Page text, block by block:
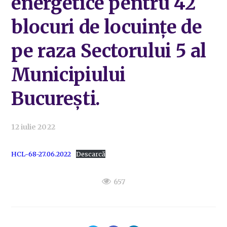
blocuri de locuințe de
pe raza Sectorului 5 al
Municipiului
București.
12 iulie 2022
HCL-68-27.06.2022 Descarcă
657